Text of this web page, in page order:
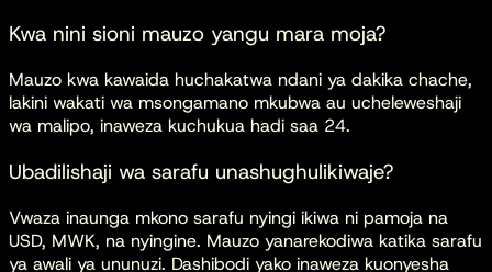
Kwa nini sioni mauzo yangu mara moja?
Mauzo kwa kawaida huchakatwa ndani ya dakika chache,
lakini wakati wa msongamano mkubwa au ucheleweshaji
wa malipo, inaweza kuchukua hadi saa 24.
Ubadilishaji wa sarafu unashughulikiwaje?
Vwaza inaunga mkono sarafu nyingi ikiwa ni pamoja na
USD, MWK, na nyingine. Mauzo yanarekodiwa katika sarafu
ya awali ya ununuzi. Dashibodi yako inaweza kuonyesha